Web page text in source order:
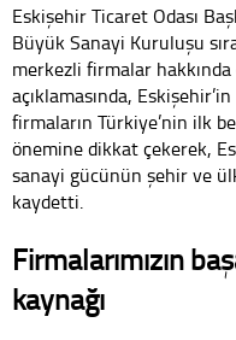
Eskişehir Ticaret Odası
Büyük Sanayi Kuruluşu
merkezli firmalar
açıklamasında,
firmaların Türkiye’nin ilk
önemine dikkat çekerek,
sanayi gücünün şehir ve
kaydetti.
Firmalarımızın
kaynağı